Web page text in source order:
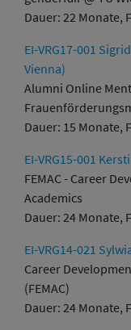
Dauer: 22 Monate,
EI-VRG17-001
Vienna)
Alumni Online
Dauer: 15 Monate,
EI-VRG15-001
FEMAC - Career
Academics
Dauer: 24 Monate,
EI-VRG14-021
Career
(FEMAC)
Dauer: 24 Monate,